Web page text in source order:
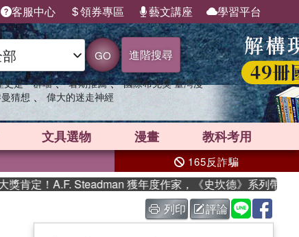
客服中心 領券專區 藝文講座 學習平台
GO 進階搜尋
史是一群喵 、 暑期推薦 、 國際布克獎 臺灣漫
猜想 、 偉大的迷走神經
文具選物 漫畫 教科考用
165反詐騙
定！A.F. Steadman 獲年度作家，《史坎德》系列帶你踏上
列印 評論